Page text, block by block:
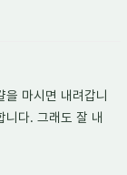
을 마시면 내려갑니
니다. 그래도 잘 내